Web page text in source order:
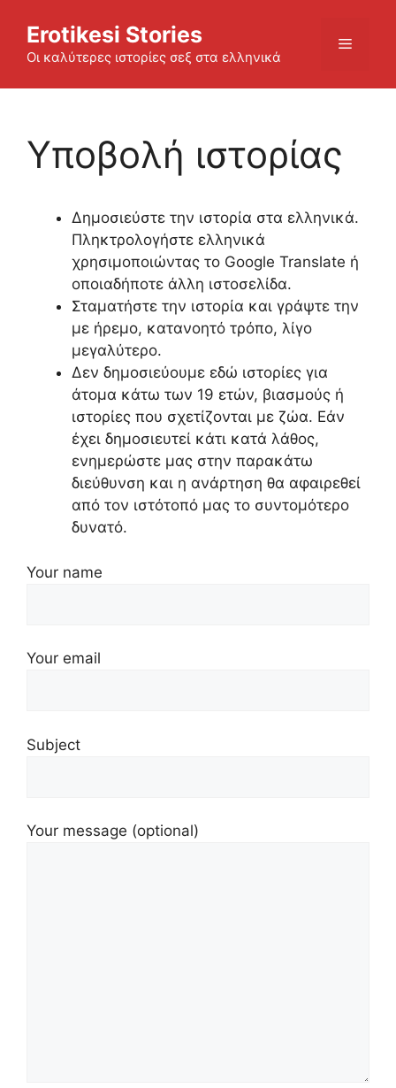
content
Erotikesi Stories
Οι καλύτερες ιστορίες σεξ στα ελληνικά
Menu
Υποβολή ιστορίας
Δημοσιεύστε την ιστορία στα ελληνικά.
Πληκτρολογήστε ελληνικά
χρησιμοποιώντας το Google Translate ή
οποιαδήποτε άλλη ιστοσελίδα.
Σταματήστε την ιστορία και γράψτε την
με ήρεμο, κατανοητό τρόπο, λίγο
μεγαλύτερο.
Δεν δημοσιεύουμε εδώ ιστορίες για
άτομα κάτω των 19 ετών, βιασμούς ή
ιστορίες που σχετίζονται με ζώα. Εάν
έχει δημοσιευτεί κάτι κατά λάθος,
ενημερώστε μας στην παρακάτω
διεύθυνση και η ανάρτηση θα αφαιρεθεί
από τον ιστότοπό μας το συντομότερο
δυνατό.
Your name
Your email
Subject
Your message (optional)